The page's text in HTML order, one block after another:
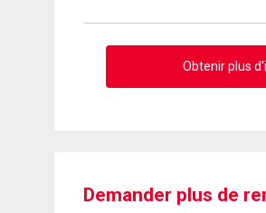
Obtenir plus
Demander plus de